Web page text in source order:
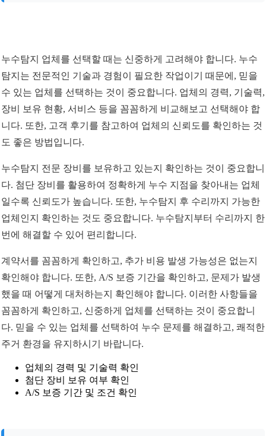
누수탐지 업체를 선택할 때는 신중하게 고려해야 합니다. 누수
탐지는 전문적인 기술과 경험이 필요한 작업이기 때문에, 믿을
수 있는 업체를 선택하는 것이 중요합니다. 업체의 경력, 기술력,
장비 보유 현황, 서비스 등을 꼼꼼하게 비교해보고 선택해야 합
니다. 또한, 고객 후기를 참고하여 업체의 신뢰도를 확인하는 것
도 좋은 방법입니다.
누수탐지 전문 장비를 보유하고 있는지 확인하는 것이 중요합니
다. 첨단 장비를 활용하여 정확하게 누수 지점을 찾아내는 업체
일수록 신뢰도가 높습니다. 또한, 누수탐지 후 수리까지 가능한
업체인지 확인하는 것도 중요합니다. 누수탐지부터 수리까지 한
번에 해결할 수 있어 편리합니다.
계약서를 꼼꼼하게 확인하고, 추가 비용 발생 가능성은 없는지
확인해야 합니다. 또한, A/S 보증 기간을 확인하고, 문제가 발생
했을 때 어떻게 대처하는지 확인해야 합니다. 이러한 사항들을
꼼꼼하게 확인하고, 신중하게 업체를 선택하는 것이 중요합니
다. 믿을 수 있는 업체를 선택하여 누수 문제를 해결하고, 쾌적한
주거 환경을 유지하시기 바랍니다.
업체의 경력 및 기술력 확인
첨단 장비 보유 여부 확인
A/S 보증 기간 및 조건 확인